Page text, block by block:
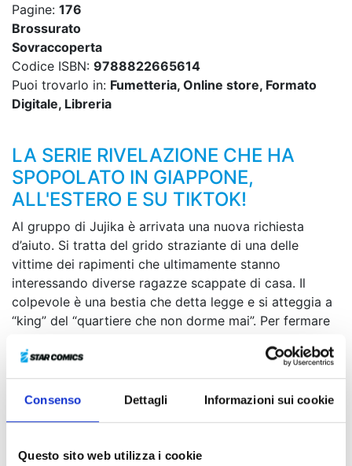
Consenso Dettagli Informazioni sui cookie
Questo sito web utilizza i cookie
Pagine: 176
Brossurato
Sovraccoperta
Codice ISBN: 9788822665614
Puoi trovarlo in: Fumetteria, Online store, Formato
Digitale, Libreria
LA SERIE RIVELAZIONE CHE HA
SPOPOLATO IN GIAPPONE,
ALL'ESTERO E SU TIKTOK!
Al gruppo di Jujika è arrivata una nuova richiesta
d’aiuto. Si tratta del grido straziante di una delle
vittime dei rapimenti che ultimamente stanno
interessando diverse ragazze scappate di casa. Il
colpevole è una bestia che detta legge e si atteggia a
“king” del “quartiere che non dorme mai”. Per fermare
compagni elaborano un piano. In seguito, il cellulare di
Ando, che Shun aveva preso sull’Isola della
Rivoluzione, inizia a squillare. Dall’altro capo del